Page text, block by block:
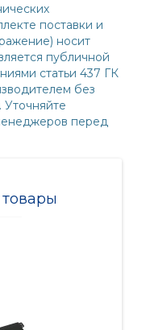
поставки и
носит
публичной
статьи 437 ГК
без
Уточняйте
перед